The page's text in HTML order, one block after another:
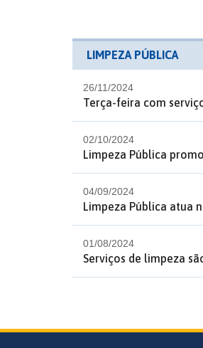
LIMPEZA PÚBLICA
26/11/2024
Terça-feira com
02/10/2024
Limpeza Pública
04/09/2024
Limpeza Pública atua
01/08/2024
Serviços de limpeza